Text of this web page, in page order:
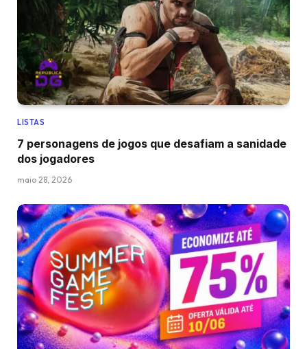
LISTAS
7 personagens de jogos que desafiam a sanidade
dos jogadores
maio 28, 2026